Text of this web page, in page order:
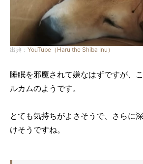
出典： YouTube（Haru the Shiba Inu）
睡眠を邪魔されて嫌なはずですが、
ルカムのようです。
とても気持ちがよさそうで、さらに
けそうですね。